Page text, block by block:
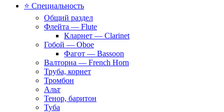
⭐ Специальность
Общий раздел
Флейта — Flute
Кларнет — Clarinet
Гобой — Oboe
Фагот — Bassoon
Валторна — French Horn
Труба, корнет
Тромбон
Альт
Тенор, баритон
Туба